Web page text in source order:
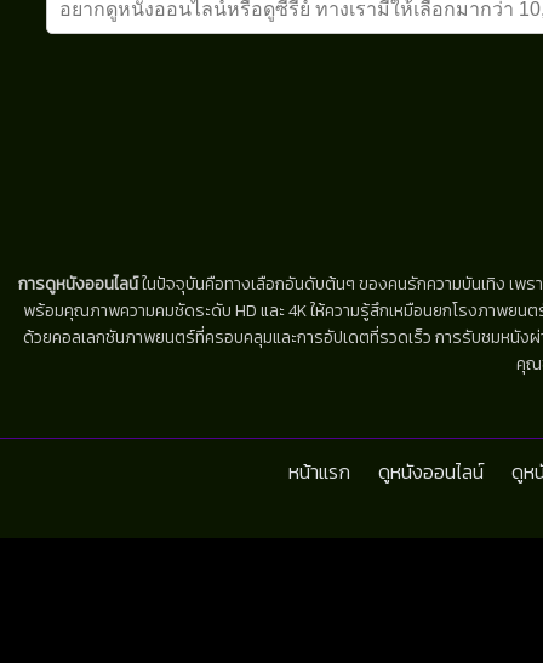
การดูหนังออนไลน์ในปัจจุบันคือทางเลือกอันดับต้นๆ ของคนรักความบันเทิง เพร
พร้อมคุณภาพความคมชัดระดับ HD และ 4K ให้ความรู้สึกเหมือนยกโรงภาพยน
ด้วยคอลเลกชันภาพยนตร์ที่ครอบคลุมและการอัปเดตที่รวดเร็ว การรับชมหนัง
คุณ
หน้าแรก ดูหนังออนไลน์ ดูห